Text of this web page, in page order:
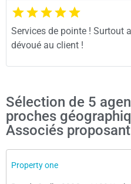
Services de pointe ! Surtout
dévoué au client !
Sélection de 5
proches
Associés
Property one